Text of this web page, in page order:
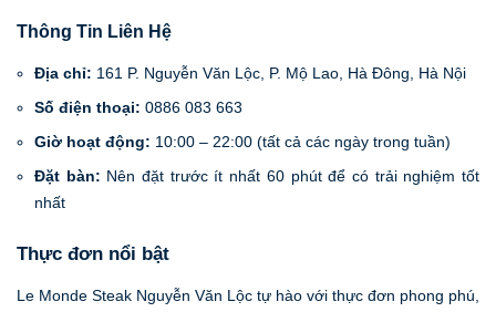
Thông Tin Liên Hệ
Địa chỉ: 161 P. Nguyễn Văn Lộc, P. Mộ Lao, Hà Đông, Hà Nội
Số điện thoại: 0886 083 663
Giờ hoạt động: 10:00 – 22:00 (tất cả các ngày trong tuần)
Đặt bàn: Nên đặt trước ít nhất 60 phút để có trải nghiệm tốt
nhất
Thực đơn nổi bật
Le Monde Steak Nguyễn Văn Lộc tự hào với thực đơn phong phú,